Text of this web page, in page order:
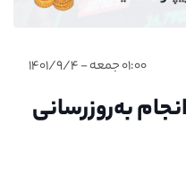
۰۱:۰۰ جمعه - ۱۴۰۱/۹/۴
به‌روزرسانی